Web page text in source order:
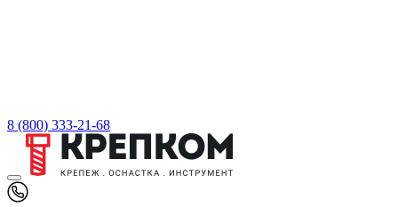
8 (800) 333-21-68